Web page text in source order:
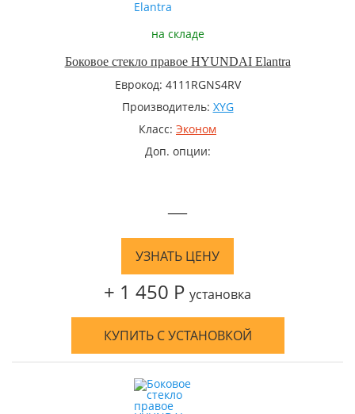
на складе
Боковое стекло правое HYUNDAI Elantra
Еврокод: 4111RGNS4RV
Производитель: XYG
Класс: Эконом
Доп. опции:
—
УЗНАТЬ ЦЕНУ
+ 1 450 Р установка
КУПИТЬ С УСТАНОВКОЙ